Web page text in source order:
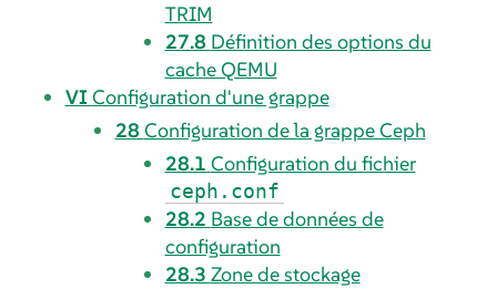
TRIM
27.8 Définition des options du
cache QEMU
VIConfiguration d'une grappe
28 Configuration de la grappe Ceph
28.1 Configuration du fichier
ceph.conf
28.2 Base de données de
configuration
28.3 Zone de stockage